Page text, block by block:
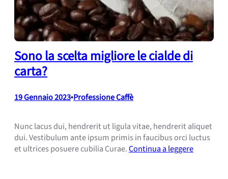
Sono la scelta migliore le cialde di
carta?
19 Gennaio 2023•Professione Caffè
Nunc lacus dui, hendrerit ut ligula vitae, hendrerit aliquet
dui. Vestibulum ante ipsum primis in faucibus orci luctus
et ultrices posuere cubilia Curae.Continua a leggere